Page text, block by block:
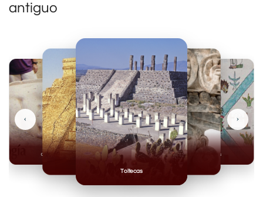
antiguo
Toltecas
Mexicas
Olmecas
‹ ›